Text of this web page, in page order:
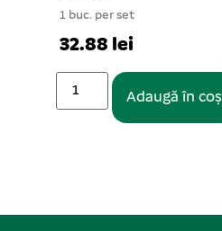
1 buc. per set
32.88 lei
Adaugă în coș